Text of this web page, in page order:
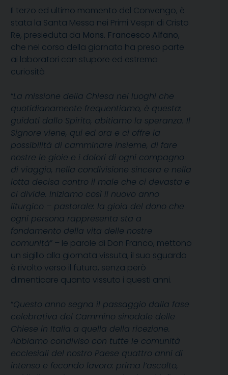
Il terzo ed ultimo momento del Convengo, è
stata la Santa Messa nei Primi Vespri di Cristo
Re, presieduta da Mons. Francesco Alfano,
che nel corso della giornata ha preso parte
ai laboratori con stupore ed estrema
curiosità
“La missione della Chiesa nei luoghi che
quotidianamente frequentiamo, è questa:
guidati dallo Spirito, abitiamo la speranza. Il
Signore viene, qui ed ora e ci offre la
possibilità di camminare insieme, di fare
nostre le gioie e i dolori di ogni compagno
di viaggio, nella condivisione sincera e nella
lotta decisa contro il male che ci devasta e
ci divide. Iniziamo così il nuovo anno
liturgico – pastorale: la gioia del dono che
ogni persona rappresenta sta a
fondamento della vita delle nostre
comunità” – le parole di Don Franco, mettono
un sigillo alla giornata vissuta, il suo sguardo
è rivolto verso il futuro, senza però
dimenticare quanto vissuto i questi anni.
“Questo anno segna il passaggio dalla fase
celebrativa del Cammino sinodale delle
Chiese in Italia a quella della ricezione.
Abbiamo condiviso con tutte le comunità
ecclesiali del nostro Paese quattro anni di
intenso e fecondo lavoro: prima l’ascolto,